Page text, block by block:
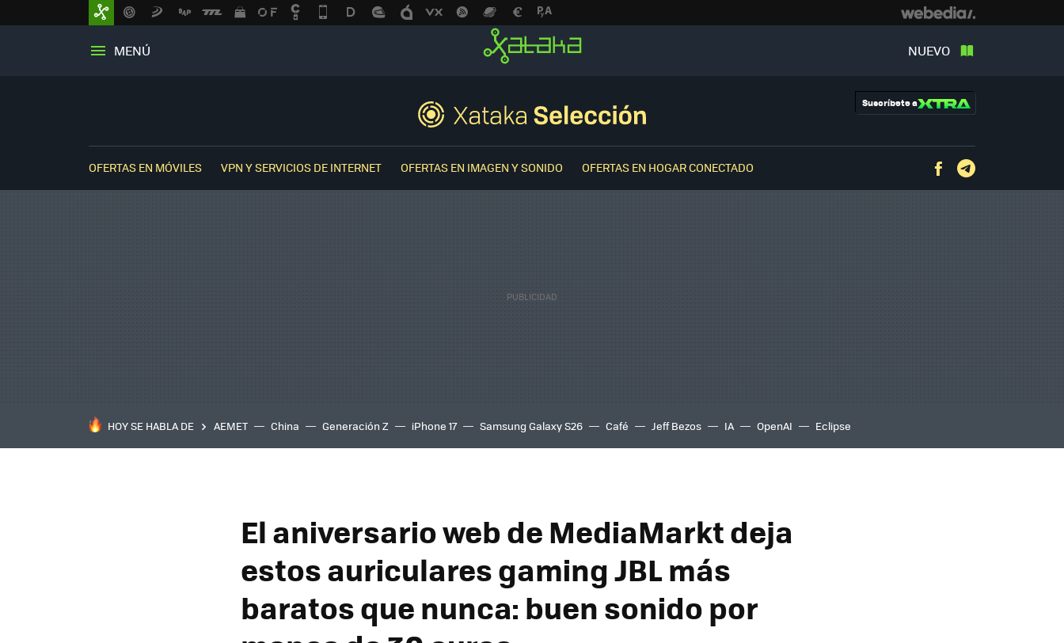
MENÚ NUEVO
Suscríbete a
OFERTAS EN MÓVILES VPN Y SERVICIOS DE INTERNET OFERTAS EN IMAGEN Y SONIDO OFERTAS EN HOGAR CONECTADO Facebook
HOY SE HABLA DE AEMET China Generación Z iPhone 17 Samsung Galaxy S26 Café Jeff Bezos IA OpenAI Eclipse
El aniversario web de MediaMarkt deja
estos auriculares gaming JBL más
baratos que nunca: buen sonido por